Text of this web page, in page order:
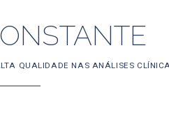
QUALIDADE NAS ANÁLISES